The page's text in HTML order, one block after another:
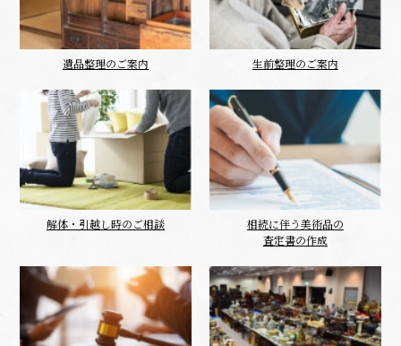
遺品整理のご案内 生前整理のご案内
解体・引越し時のご相談
相続に伴う美術品の
査定書の作成